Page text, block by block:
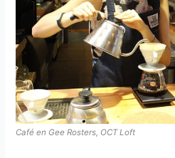
Café en Gee Rosters, OCT Loft